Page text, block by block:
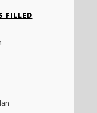
FILLED